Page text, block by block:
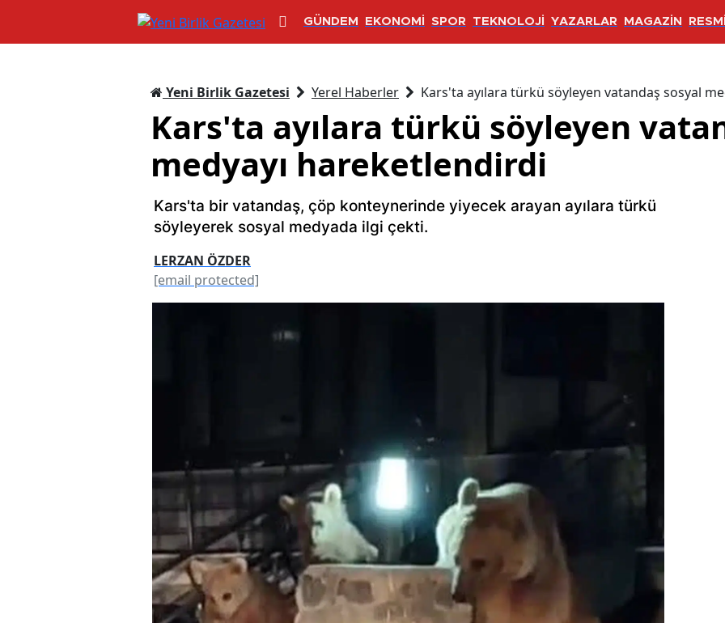
GÜNDEM EKONOMİ SPOR TEKNOLOJİ YAZARLAR MAGAZİN
Yeni Birlik Gazetesi Yerel Haberler Kars'ta ayılara türkü söyleyen vatandaş sosyal
Kars'ta ayılara türkü söyleyen
medyayı hareketlendirdi
Kars'ta bir vatandaş, çöp konteynerinde yiyecek arayan ayılara türkü
söyleyerek sosyal medyada ilgi çekti.
LERZAN ÖZDER
[email protected]